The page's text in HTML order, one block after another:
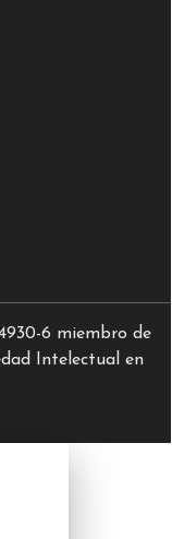
6 miembro de
Intelectual en